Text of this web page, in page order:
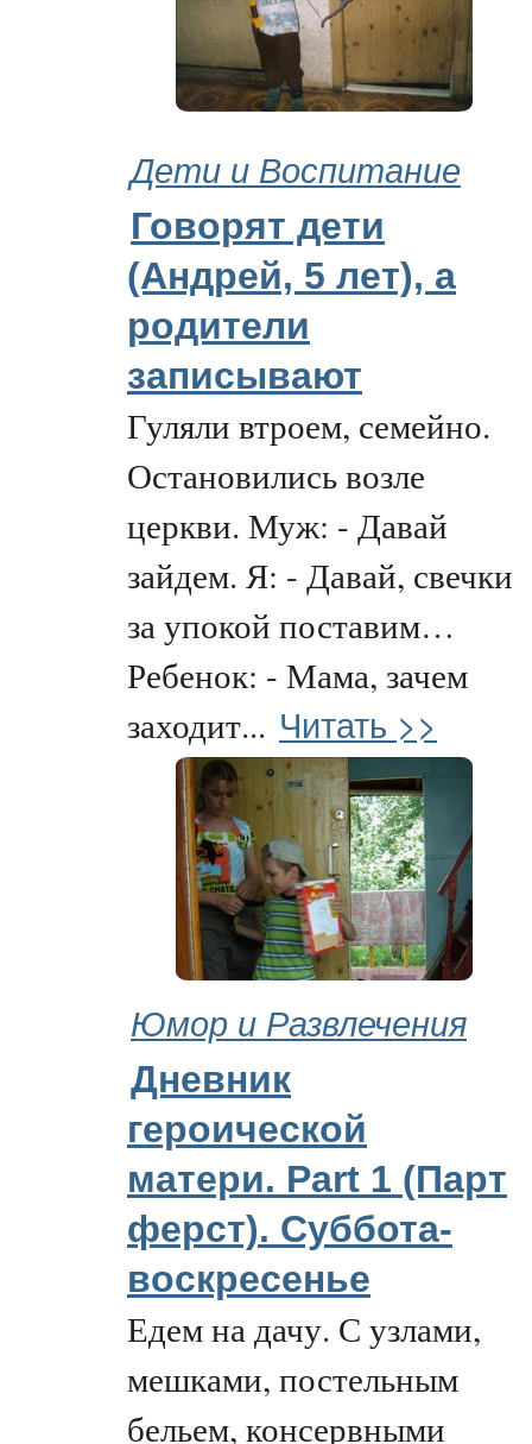
Дети и Воспитание
Говорят дети
(Андрей, 5 лет), а
родители
записывают
Гуляли втроем, семейно.
Остановились возле
церкви. Муж: - Давай
зайдем. Я: - Давай, свечки
за упокой поставим…
Ребенок: - Мама, зачем
заходит... Читать >>
Юмор и Развлечения
Дневник
героической
матери. Part 1 (Парт
ферст). Суббота-
воскресенье
Едем на дачу. С узлами,
мешками, постельным
бельем, консервными